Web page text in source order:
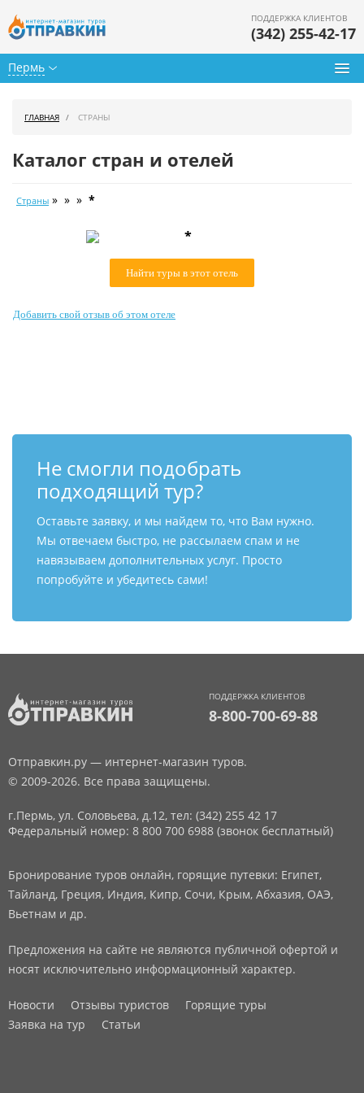
Пермь
ПОДДЕРЖКА КЛИЕНТОВ
(342) 255-42-17
Календарь туров
Как купить
ГЛАВНАЯ СТРАНЫ
Каталог стран и отелей
Страны » » » *
*
Найти туры в этот отель
Добавить свой отзыв об этом отеле
Не смогли подобрать
подходящий тур?
Оставьте заявку, и мы найдем то, что Вам нужно.
Мы отвечаем быстро, не рассылаем спам и не
навязываем дополнительных услуг. Просто
попробуйте и убедитесь сами!
ПОДДЕРЖКА КЛИЕНТОВ
8-800-700-69-88
Отправкин.ру — интернет-магазин туров.
© 2009-2026. Все права защищены.
г.Пермь, ул. Соловьева, д.12, тел: (342) 255 42 17
Федеральный номер: 8 800 700 6988 (звонок бесплатный)
Бронирование туров онлайн, горящие путевки: Египет,
Тайланд, Греция, Индия, Кипр, Сочи, Крым, Абхазия, ОАЭ,
Вьетнам и др.
Предложения на сайте не являются публичной офертой и
носят исключительно информационный характер.
Новости Отзывы туристов
Горящие туры
Заявка на тур
Статьи